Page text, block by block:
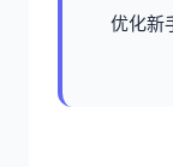
优化新